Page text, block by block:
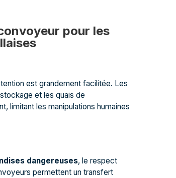
pour les
est grandement facilitée. Les
et les quais de
limitant les manipulations humaines
dangereuses, le respect
permettent un transfert